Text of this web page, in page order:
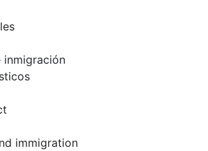
inmigración
immigration